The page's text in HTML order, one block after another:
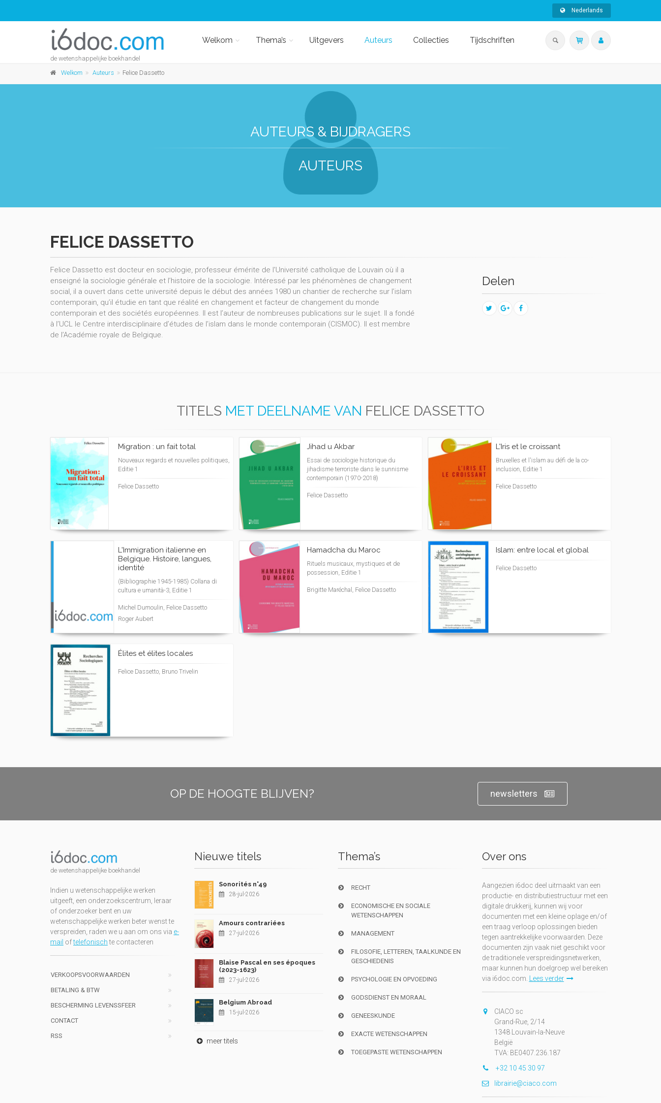
Nederlands
de wetenshappelijke boekhandel
Welkom Thema’s Uitgevers Auteurs Collecties Tijdschriften
Welkom Auteurs Felice Dassetto
AUTEURS & BIJDRAGERS
AUTEURS
FELICE DASSETTO
Felice Dassetto est docteur en sociologie, professeur émérite de l'Université catholique de Louvain où il a
enseigné la sociologie générale et l’histoire de la sociologie. Intéressé par les phénomènes de changement
social, il a ouvert dans cette université depuis le début des années 1980 un chantier de recherche sur l’islam
contemporain, qu’il étudie en tant que réalité en changement et facteur de changement du monde
contemporain et des sociétés européennes. Il est l’auteur de nombreuses publications sur le sujet. Il a fondé
à l’UCL le Centre interdisciplinaire d’études de l’islam dans le monde contemporain (CISMOC). Il est membre
de l’Académie royale de Belgique.
Delen
TITELS MET DEELNAME VAN FELICE DASSETTO
Migration : un fait total
Nouveaux regards et nouvelles politiques,
Editie 1
Felice Dassetto
Jihad u Akbar
Essai de sociologie historique du
jihadisme terroriste dans le sunnisme
contemporain (1970-2018)
Felice Dassetto
L'Iris et le croissant
Bruxelles et l'islam au défi de la co-
inclusion, Editie 1
Felice Dassetto
L'Immigration italienne en
Belgique. Histoire, langues,
identité
(Bibliographie 1945-1985) Collana di
cultura e umanità-3, Editie 1
Michel Dumoulin, Felice Dassetto
Roger Aubert
Hamadcha du Maroc
Rituels musicaux, mystiques et de
possession, Editie 1
Brigitte Maréchal, Felice Dassetto
Islam: entre local et global
Felice Dassetto
Élites et élites locales
Felice Dassetto, Bruno Trivelin
OP DE HOOGTE BLIJVEN? newsletters
de wetenshappelijke boekhandel
Indien u wetenschappelijke werken
uitgeeft, een onderzoekscentrum, leraar
of onderzoeker bent en uw
wetenschappelijke werken beter wenst te
verspreiden, raden we u aan om ons via e-
mail oftelefonischte contacteren
VERKOOPSVOORWAARDEN
BETALING & BTW
BESCHERMING LEVENSSFEER
CONTACT
RSS
Nieuwe titels
Sonorités n°49
28-jul-2026
Amours contrariées
27-jul-2026
Blaise Pascal en ses époques
(2023-1623)
27-jul-2026
Belgium Abroad
15-jul-2026
meer titels
Thema’s
RECHT
ECONOMISCHE EN SOCIALE
WETENSCHAPPEN
MANAGEMENT
FILOSOFIE, LETTEREN, TAALKUNDE EN
GESCHIEDENIS
PSYCHOLOGIE EN OPVOEDING
GODSDIENST EN MORAAL
GENEESKUNDE
EXACTE WETENSCHAPPEN
TOEGEPASTE WETENSCHAPPEN
Over ons
Aangezien i6doc deel uitmaakt van een
productie- en distributiestructuur met een
digitale drukkerij, kunnen wij voor
documenten met een kleine oplage en/of
een traag verloop oplossingen bieden
tegen aantrekkelijke voorwaarden. Deze
documenten zijn vaak niet geschikt voor
de traditionele verspreidingsnetwerken,
maar kunnen hun doelgroep wel bereiken
via i6doc.com.
Lees verder
CIACO sc
Grand-Rue, 2/14
1348 Louvain-la-Neuve
België
TVA: BE0407.236.187
+32 10 45 30 97
librairie@ciaco.com